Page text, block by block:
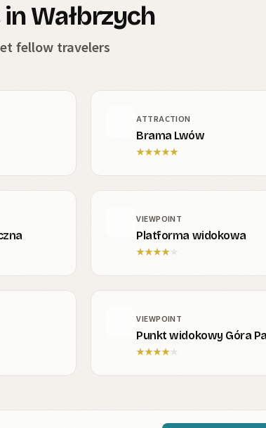
Wałbrzych
fellow travelers
ATTRACTION
Brama Lwów
★★★★★
VIEWPOINT
Platforma widokowa
★★★★ ★
VIEWPOINT
Punkt widokowy Góra
★★★★★